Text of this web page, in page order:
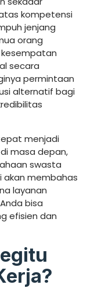
kompetensi
jenjang
orang
secara
permintaan
alternatif bagi
menjadi
masa depan,
swasta
akan membahas
layanan
bisa
efisien dan